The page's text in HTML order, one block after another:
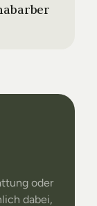
oder
dabei,